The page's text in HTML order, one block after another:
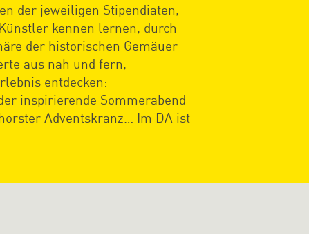
der jeweiligen Stipendiaten,
kennen lernen, durch
der historischen Gemäuer
aus nah und fern,
entdecken:
inspirierende Sommerabend
Adventskranz… Im DA ist